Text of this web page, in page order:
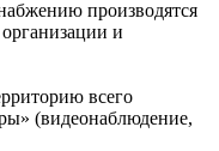
производятся
и
всего
(видеонаблюдение,